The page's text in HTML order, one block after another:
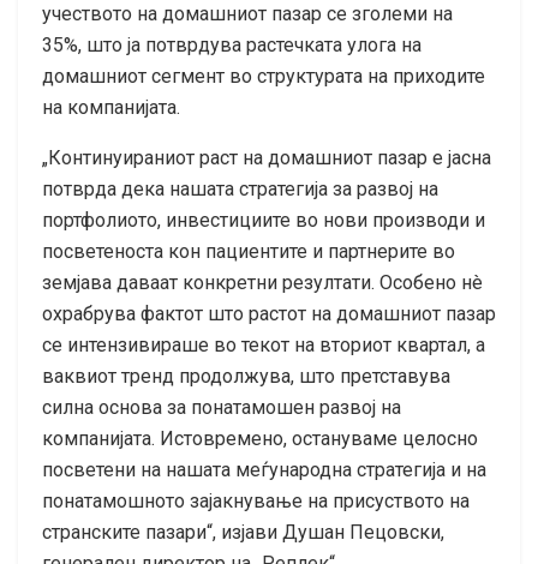
учеството на домашниот пазар се зголеми на
35%, што ја потврдува растечката улога на
домашниот сегмент во структурата на приходите
на компанијата.
„Континуираниот раст на домашниот пазар е јасна
потврда дека нашата стратегија за развој на
портфолиото, инвестициите во нови производи и
посветеноста кон пациентите и партнерите во
земјава даваат конкретни резултати. Особено нè
охрабрува фактот што растот на домашниот пазар
се интензивираше во текот на вториот квартал, а
ваквиот тренд продолжува, што претставува
силна основа за понатамошен развој на
компанијата. Истовремено, остануваме целосно
посветени на нашата меѓународна стратегија и на
понатамошното зајакнување на присуството на
странските пазари“, изјави Душан Пецовски,